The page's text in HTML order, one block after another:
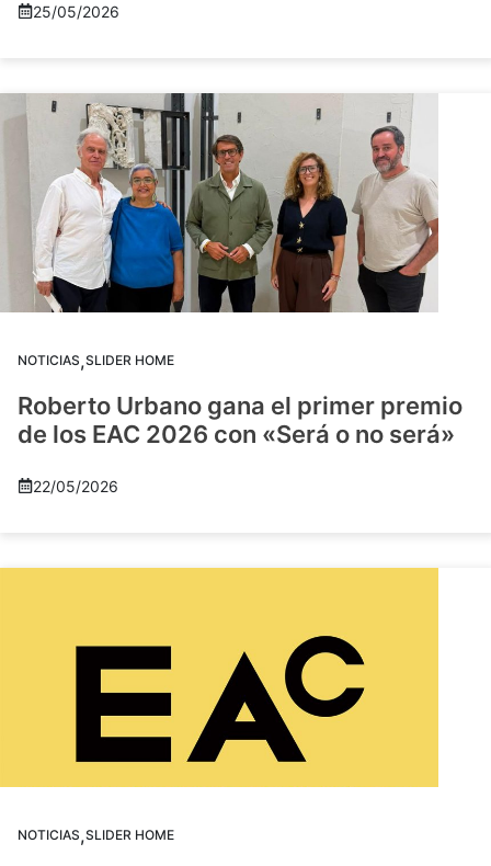
25/05/2026
NOTICIAS,SLIDER HOME
Roberto Urbano gana el primer premio
de los EAC 2026 con «Será o no será»
22/05/2026
NOTICIAS,SLIDER HOME